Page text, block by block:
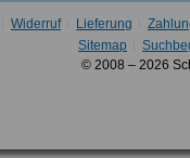
Widerruf Lieferung
Sitemap
© 2008 – 2026